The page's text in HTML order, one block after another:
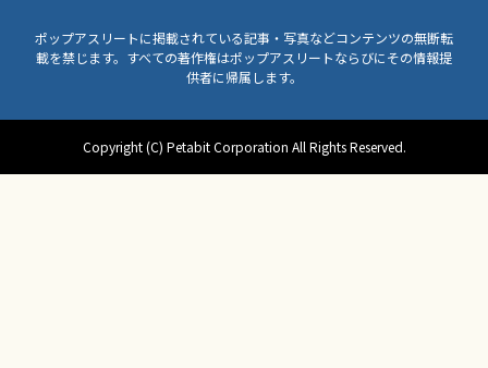
ポップアスリートに掲載されている記事・写真などコンテンツの無断転
載を禁じます。すべての著作権はポップアスリートならびにその情報提
供者に帰属します。
Copyright (C) Petabit Corporation All Rights Reserved.